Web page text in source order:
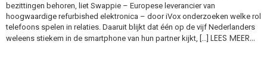
bezittingen behoren, liet Swappie – Europese leverancier van
hoogwaardige refurbished elektronica – door iVox onderzoeken welke rol
telefoons spelen in relaties. Daaruit blijkt dat één op de vijf Nederlanders
weleens stiekem in de smartphone van hun partner kijkt, […] LEES MEER…